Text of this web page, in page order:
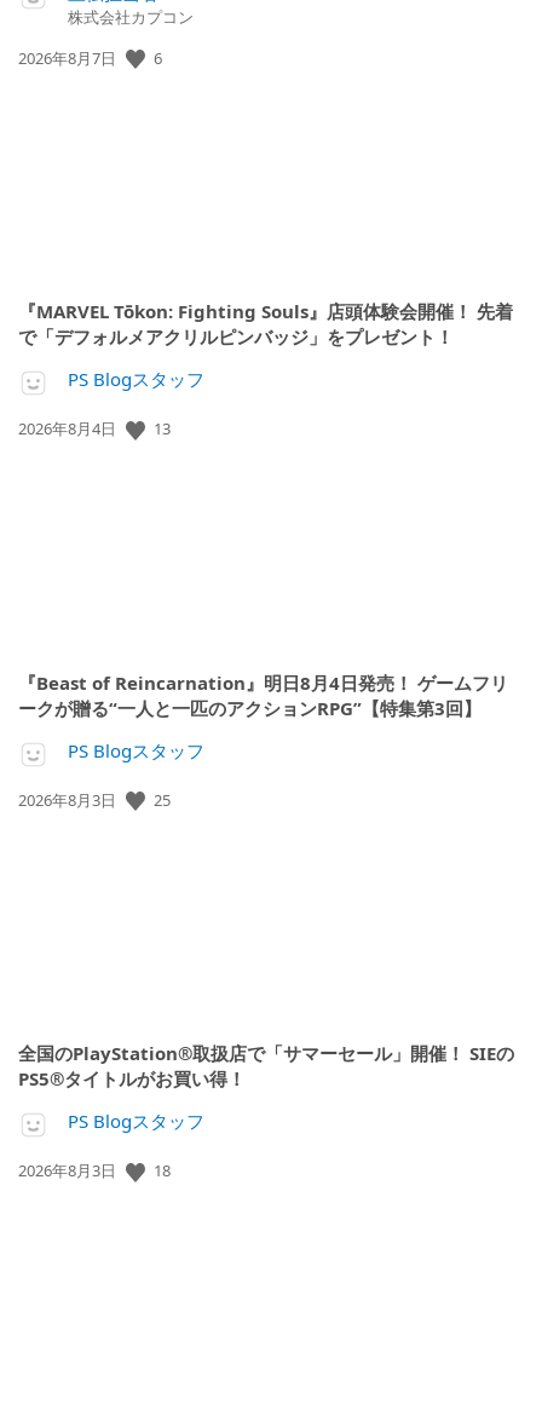
株式会社カプコン
公
2026年8月7日 6
『MARVEL Tōkon: Fighting Souls』店頭体験会開催！ 先着
で「デフォルメアクリルピンバッジ」をプレゼント！
PS Blogスタッフ
公
2026年8月4日 13
『Beast of Reincarnation』明日8月4日発売！ ゲームフリ
ークが贈る“一人と一匹のアクションRPG”【特集第3回】
PS Blogスタッフ
公
2026年8月3日 25
全国のPlayStation®取扱店で「サマーセール」開催！ SIEの
PS5®タイトルがお買い得！
PS Blogスタッフ
公
2026年8月3日 18